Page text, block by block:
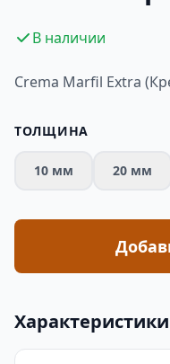
В наличии
Crema Marfil Extra
ТОЛЩИНА
10 мм 20 мм
Характеристики